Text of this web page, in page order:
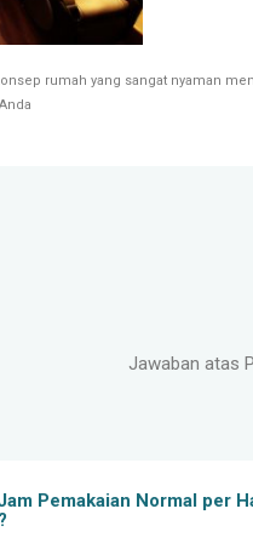
rumah yang sangat nyaman
Jawaban atas
Pemakaian Normal per